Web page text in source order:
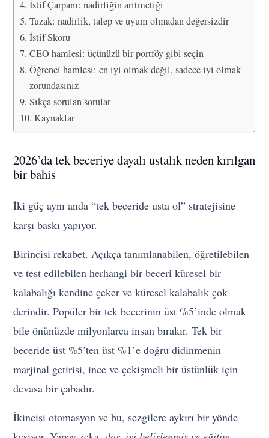
İstif Çarpanı: nadirliğin aritmetiği
Tuzak: nadirlik, talep ve uyum olmadan değersizdir
İstif Skoru
CEO hamlesi: üçünüzü bir portföy gibi seçin
Öğrenci hamlesi: en iyi olmak değil, sadece iyi olmak
zorundasınız
Sıkça sorulan sorular
Kaynaklar
2026’da tek beceriye dayalı ustalık neden kırılgan
bir bahis
İki güç aynı anda “tek beceride usta ol” stratejisine
karşı baskı yapıyor.
Birincisi rekabet. Açıkça tanımlanabilen, öğretilebilen
ve test edilebilen herhangi bir beceri küresel bir
kalabalığı kendine çeker ve küresel kalabalık çok
derindir. Popüler bir tek becerinin üst %5’inde olmak
bile önünüzde milyonlarca insan bırakır. Tek bir
beceride üst %5’ten üst %1’e doğru didinmenin
marjinal getirisi, ince ve çekişmeli bir üstünlük için
devasa bir çabadır.
İkincisi otomasyon ve bu, sezgilere aykırı bir yönde